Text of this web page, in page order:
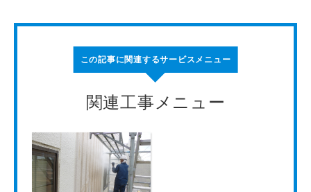
この記事に関連するサービスメニュー
関連工事メニュー